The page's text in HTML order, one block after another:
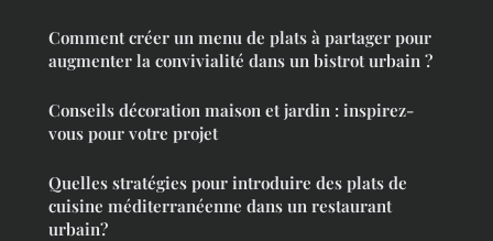
Comment créer un menu de plats à partager pour
augmenter la convivialité dans un bistrot urbain ?
Conseils décoration maison et jardin : inspirez-
vous pour votre projet
Quelles stratégies pour introduire des plats de
cuisine méditerranéenne dans un restaurant
urbain?